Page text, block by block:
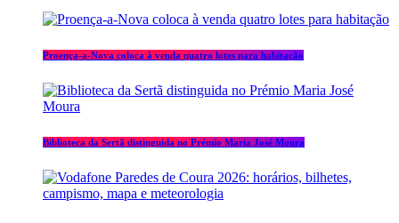
Proença-a-Nova coloca à venda quatro lotes para habitação
Biblioteca da Sertã distinguida no Prémio Maria José Moura